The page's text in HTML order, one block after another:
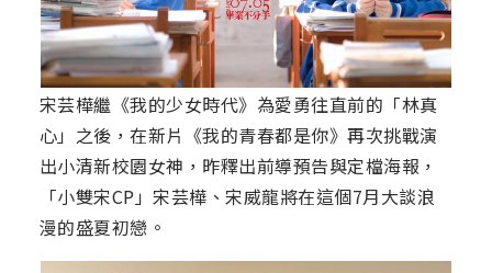
宋芸樺繼《我的少女時代》為愛勇往直前的「林真
心」之後，在新片《我的青春都是你》再次挑戰演
出小清新校園女神，昨釋出前導預告與定檔海報，
「小雙宋CP」宋芸樺、宋威龍將在這個7月大談浪
漫的盛夏初戀。